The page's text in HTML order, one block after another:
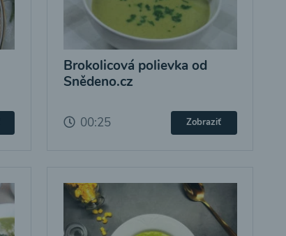
Brokolicová polievka od
Snědeno.cz
00:25 Zobraziť